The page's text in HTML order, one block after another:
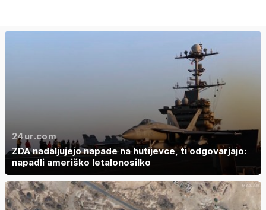
24ur.com
ZDA nadaljujejo napade na hutijevce, ti odgovarjajo:
napadli ameriško letalonosilko